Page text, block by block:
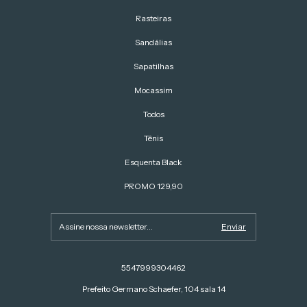
Rasteiras
Sandálias
Sapatilhas
Mocassim
Todos
Tênis
Esquenta Black
PROMO 129,90
5547999304462
Prefeito Germano Schaefer, 104 sala 14